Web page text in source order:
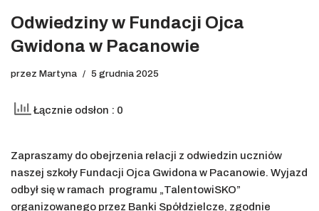
Odwiedziny w Fundacji Ojca
Gwidona w Pacanowie
przez Martyna 5 grudnia 2025
Łącznie odsłon : 0
Zapraszamy do obejrzenia relacji z odwiedzin uczniów
naszej szkoły Fundacji Ojca Gwidona w Pacanowie. Wyjazd
odbył się w ramach programu „TalentowiSKO”
organizowanego przez Banki Spółdzielcze, zgodnie